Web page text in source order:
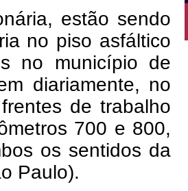
estão sendo
no piso asfáltico
no município de
diariamente, no
de trabalho
700 e 800,
os sentidos da
Paulo).